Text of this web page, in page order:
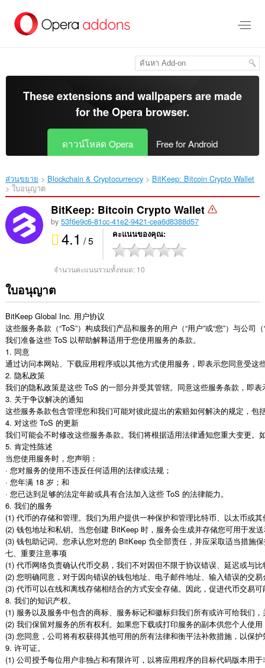
These extensions and wallpapers are made
for theOpera browser.
ดาวน์โหลด Opera Free for Android
ส่วนขยาย Blockchain & Cryptocurrency
BitKeep: Bitcoin Crypto Wallet‎
ใบอนุญาต
BitKeep: Bitcoin Crypto Wallet
by 53f6e9c6-81cc-41e2-9421-cea6d8388d57
4.1 / 5 คะแนนของคุณ
จำนวนคะแนนรวมทั้งหมด: 10
ใบอนุญาต
BitKeep Global Inc. 用户协议
这些服务条款（“ToS”）构成我们产品和服务的用户（“用户”或“您”）与公
我们准备这些 ToS 以帮助解释适用于您使用服务的条款。
1. 同意
通过访问本网站、下载应用程序或以其他方式使用服务，即表示您同意受
2. 隐私政策
我们的隐私政策是这些 ToS 的一部分并受其管辖。同意这些服务条款，即
3. 关于争议解决的通知
这些服务条款包含管理您和我们可能对彼此提出的索赔如何解决的规定，
4. 对这些 ToS 的更新
我们可能会不时修改这些服务条款。我们将根据适用法律通知您重大变更
5. 肯定性陈述
当您使用服务时，您声明：
· 您对服务的使用不违反任何适用的法律或法规；
· 您年满 18 岁；和
· 您已达到足够的法定年龄或具有合法加入这些 ToS 的法律能力。
6. 我们的服务
(1) 代币的存储和管理。我们为用户提供一种保护和管理比特币、以太币或
(2) 钱包地址和私钥。当您创建 BitKeep 时，服务会生成并存储您可用于发
(3) 钱包助记词。您承认您对您的 BitKeep 负全部责任，并应采取适当措施
七、重要注意事项
(1) 代币网络负责确认代币交易，我们不对因但不限于协议错误、延迟或与
(2) 您明确同意，对于因向错误的钱包地址、电子邮件地址、输入错误的交
(3) 代币可以在线和离线存储相结合的方式安全存储。因此，促进代币交易
8. 我们的知识产权。
(1) 服务以及服务中包含的商标、服务标记和徽标归我们所有或许可给我们
(2) 我们保留对服务的所有权利。如果您下载或打印服务的副本供您个人使
(3) 您同意，公司将有权获得其他可用的所有法律和衡平法补救措施，以保
9. 许可证。
(1) 公司授予每位用户非独占和有限许可，以将应用程序的目标代码版本用